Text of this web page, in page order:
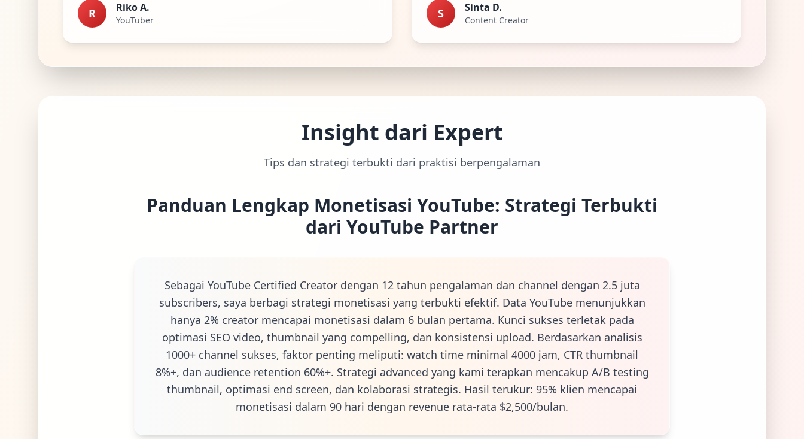
R Riko A.
YouTuber S Sinta D.
Content Creator
Insight dari Expert
Tips dan strategi terbukti dari praktisi berpengalaman
Panduan Lengkap Monetisasi YouTube: Strategi Terbukti
dari YouTube Partner
Sebagai YouTube Certified Creator dengan 12 tahun pengalaman dan channel dengan 2.5 juta
subscribers, saya berbagi strategi monetisasi yang terbukti efektif. Data YouTube menunjukkan
hanya 2% creator mencapai monetisasi dalam 6 bulan pertama. Kunci sukses terletak pada
optimasi SEO video, thumbnail yang compelling, dan konsistensi upload. Berdasarkan analisis
1000+ channel sukses, faktor penting meliputi: watch time minimal 4000 jam, CTR thumbnail
8%+, dan audience retention 60%+. Strategi advanced yang kami terapkan mencakup A/B testing
thumbnail, optimasi end screen, dan kolaborasi strategis. Hasil terukur: 95% klien mencapai
monetisasi dalam 90 hari dengan revenue rata-rata $2,500/bulan.